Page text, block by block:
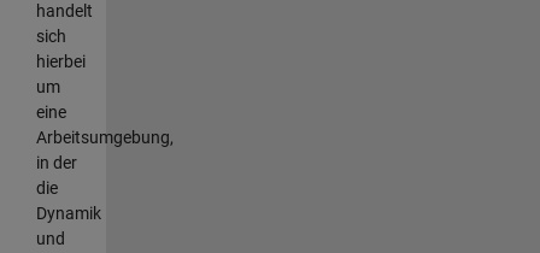
handelt
sich
hierbei
um
eine
Arbeitsumgebung,
in der
die
Dynamik
und